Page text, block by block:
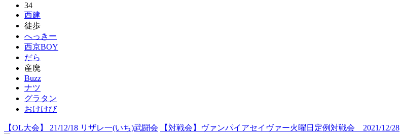
34
西建
徒歩
へっきー
西京BOY
だら
産廃
Buzz
ナツ
グラタン
おけけび
【OL大会】 21/12/18 リザレ一(いち)武闘会 【対戦会】ヴァンパイアセイヴァー火曜日定例対戦会 2021/12/28